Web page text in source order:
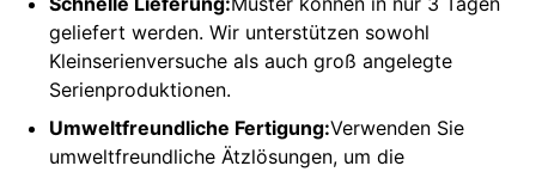
geliefert werden. Wir unterstützen sowohl
Kleinserienversuche als auch groß angelegte
Serienproduktionen.
Umweltfreundliche Fertigung:Verwenden Sie
umweltfreundliche Ätzlösungen, um die